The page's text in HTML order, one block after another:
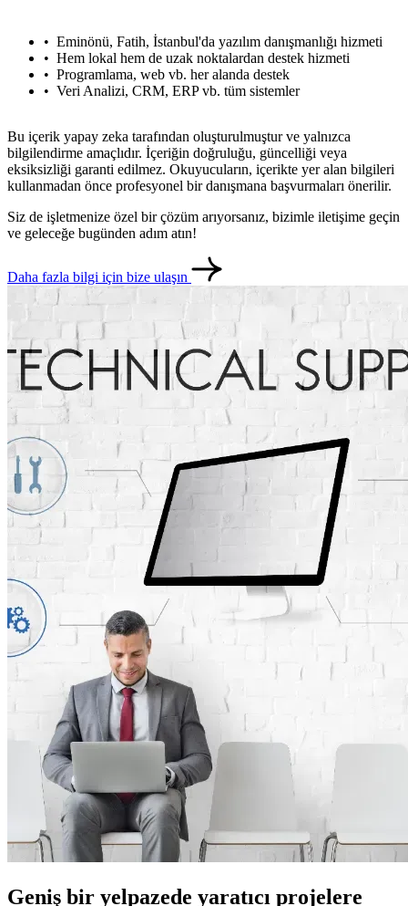
İletişim English
Eminönü, Fatih, İstanbul'da yazılım danışmanlığı hizmeti
Hem lokal hem de uzak noktalardan destek hizmeti
Programlama, web vb. her alanda destek
Veri Analizi, CRM, ERP vb. tüm sistemler
Bu içerik yapay zeka tarafından oluşturulmuştur ve yalnızca
bilgilendirme amaçlıdır. İçeriğin doğruluğu, güncelliği veya
eksiksizliği garanti edilmez. Okuyucuların, içerikte yer alan bilgileri
kullanmadan önce profesyonel bir danışmana başvurmaları önerilir.
Siz de işletmenize özel bir çözüm arıyorsanız, bizimle iletişime geçin
ve geleceğe bugünden adım atın!
Daha fazla bilgi için bize ulaşın
Geniş bir yelpazede yaratıcı projelere